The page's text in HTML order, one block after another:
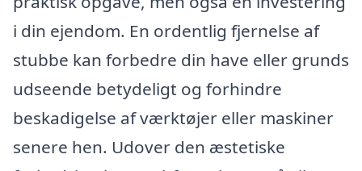
i din ejendom. En ordentlig fjernelse af
stubbe kan forbedre din have eller grunds
udseende betydeligt og forhindre
beskadigelse af værktøjer eller maskiner
senere hen. Udover den æstetiske